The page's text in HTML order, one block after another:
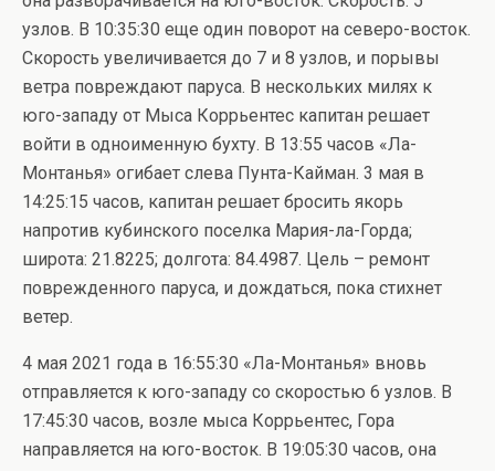
узлов. В 10:35:30 еще один поворот на северо-восток.
Скорость увеличивается до 7 и 8 узлов, и порывы
ветра повреждают паруса. В нескольких милях к
юго-западу от Мыса Коррьентес капитан решает
войти в одноименную бухту. В 13:55 часов «Ла-
Монтанья» огибает слева Пунта-Кайман. 3 мая в
14:25:15 часов, капитан решает бросить якорь
напротив кубинского поселка Мария-ла-Горда;
широта: 21.8225; долгота: 84.4987. Цель – ремонт
поврежденного паруса, и дождаться, пока стихнет
ветер.
4 мая 2021 года в 16:55:30 «Ла-Монтанья» вновь
отправляется к юго-западу со скоростью 6 узлов. В
17:45:30 часов, возле мыса Коррьентес, Гора
направляется на юго-восток. В 19:05:30 часов, онa